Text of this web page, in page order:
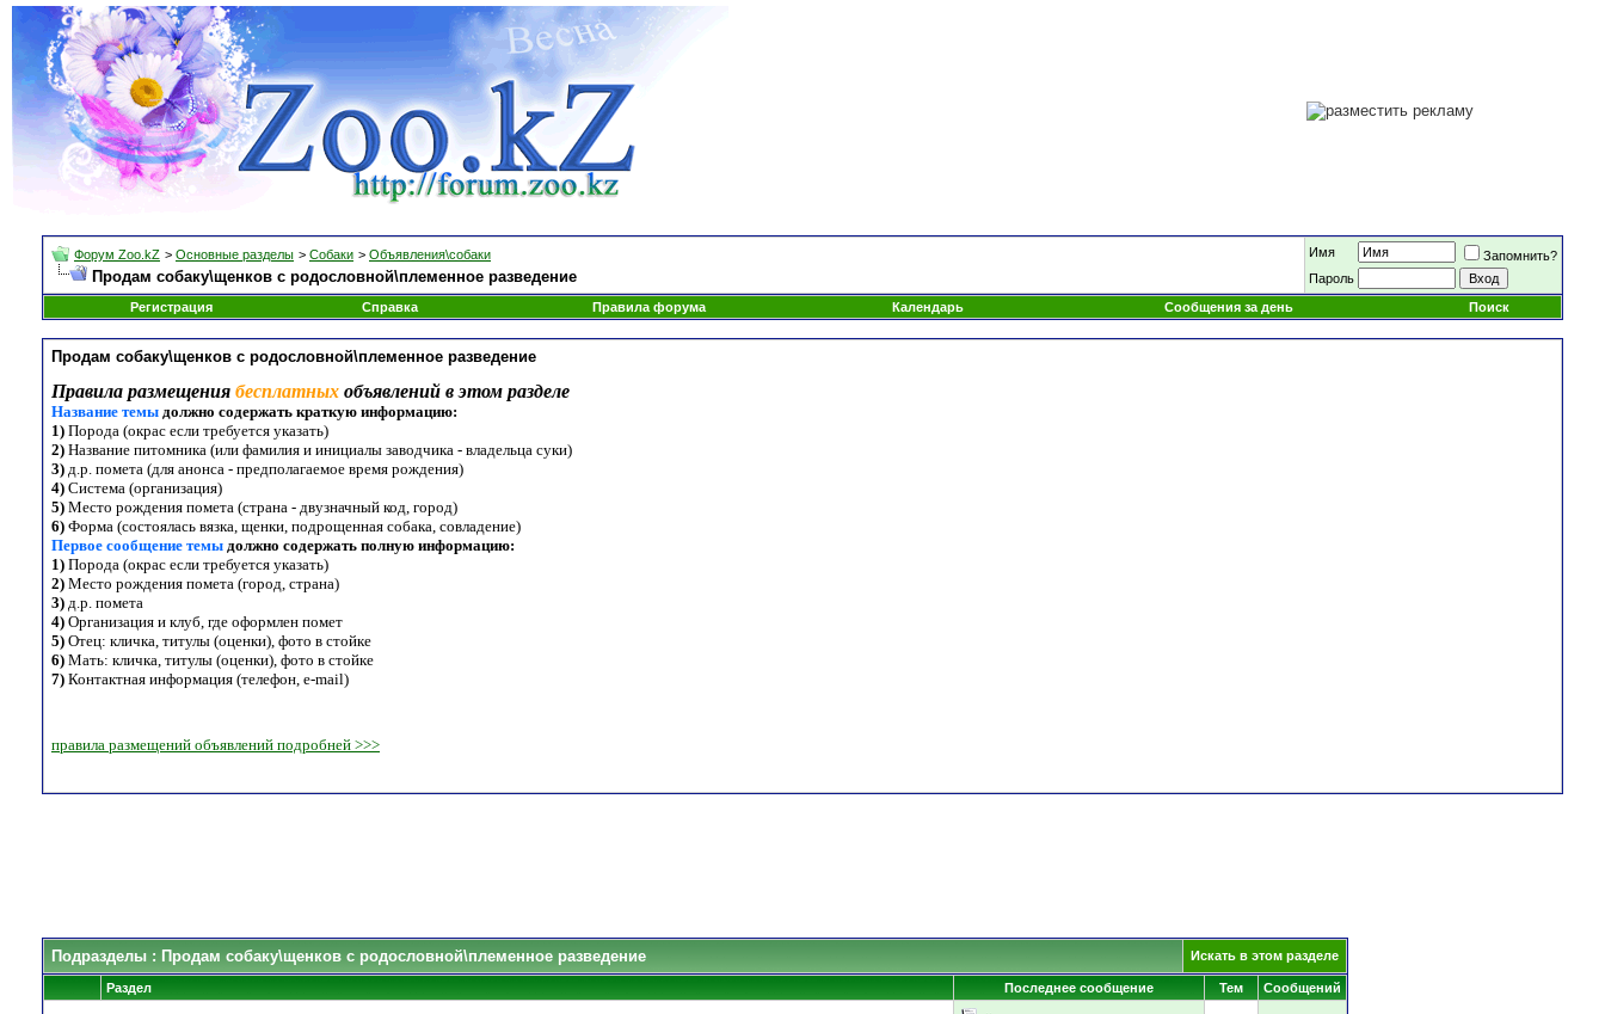
Форум Zoo.kZ > Основные разделы > Собаки > Объявления\собаки
Продам собаку\щенков с родословной\племенное разведение
Имя
Запомнить?
Пароль
Регистрация
Справка Правила форума Календарь Сообщения за день Поиск
Продам собаку\щенков с родословной\племенное разведение
Правила размещения бесплатных объявлений в этом разделе
Название темы должно содержать краткую информацию:
1) Порода (окрас если требуется указать)
2) Название питомника (или фамилия и инициалы заводчика - владельца суки)
3) д.р. помета (для анонса - предполагаемое время рождения)
4) Система (организация)
5) Место рождения помета (страна - двузначный код, город)
6) Форма (состоялась вязка, щенки, подрощенная собака, совладение)
Первое сообщение темы должно содержать полную информацию:
1) Порода (окрас если требуется указать)
2) Место рождения помета (город, страна)
3) д.р. помета
4) Организация и клуб, где оформлен помет
5) Отец: кличка, титулы (оценки), фото в стойке
6) Мать: кличка, титулы (оценки), фото в стойке
7) Контактная информация (телефон, e-mail)
правила размещений объявлений подробней >>>
Подразделы : Продам собаку\щенков с родословной\племенное разведение Искать в этом разделе
Раздел Последнее сообщение Тем Сообщений